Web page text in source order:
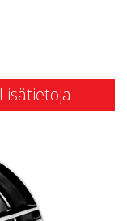
Lisätietoja